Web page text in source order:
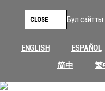
Бул сайтты
ENGLISH ESPAÑOL
简中
繁
CLOSE